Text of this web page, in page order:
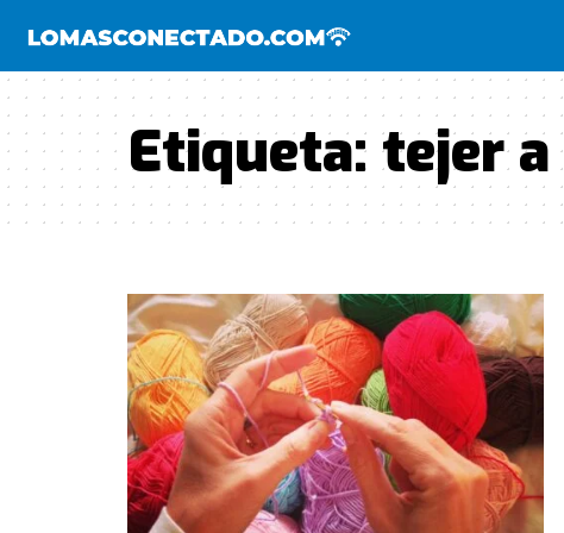
Etiqueta: tejer